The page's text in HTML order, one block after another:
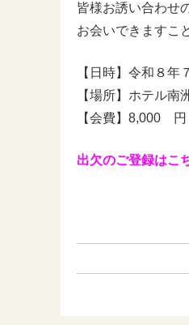
皆様お誘い合わせ
お会いできますこ
【日時】令和８
【場所】ホテル
【会費】8,000 円
出欠のご登録はこ